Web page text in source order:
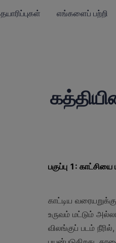
தயாரிப்புகள் எங்களைப் பற்றி
பகுப்பு 1: காட்சியை
காட்டிய
உருவம் மட்டும்
விலங்குப் படம்